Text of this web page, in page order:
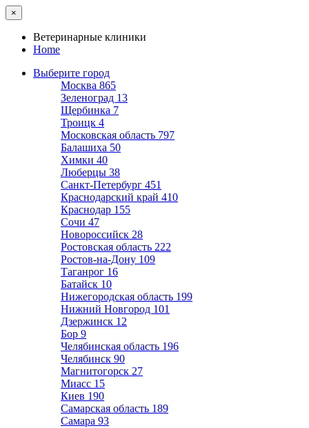
×
Ветеринарные клиники
Home
Выберите город
Москва 865
Зеленоград 13
Щербинка 7
Троицк 4
Московская область 797
Балашиха 50
Химки 40
Люберцы 38
Санкт-Петербург 451
Краснодарский край 410
Краснодар 155
Сочи 47
Новороссийск 28
Ростовская область 222
Ростов-на-Дону 109
Таганрог 16
Батайск 10
Нижегородская область 199
Нижний Новгород 101
Дзержинск 12
Бор 9
Челябинская область 196
Челябинск 90
Магнитогорск 27
Миасс 15
Киев 190
Самарская область 189
Самара 93